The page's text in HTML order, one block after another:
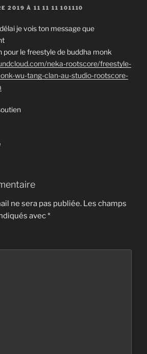
2019 À 11 11 11 101110
je vois ton message que
pour le freestyle de buddha monk
neka-rootscore/freestyle-
wu-tang-clan-au-studio-rootscore-
ne sera pas publiée. Les champs
avec*